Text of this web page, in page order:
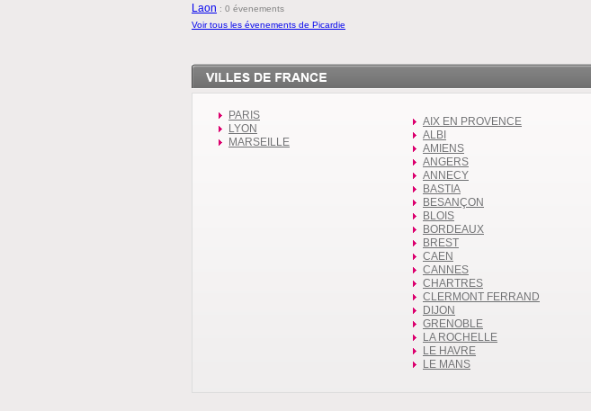
Laon : 0 évenements
Voir tous les évenements de Picardie
PARIS
LYON
MARSEILLE
AIX EN PROVENCE
ALBI
AMIENS
ANGERS
ANNECY
BASTIA
BESANÇON
BLOIS
BORDEAUX
BREST
CAEN
CANNES
CHARTRES
CLERMONT FERRAND
DIJON
GRENOBLE
LA ROCHELLE
LE HAVRE
LE MANS